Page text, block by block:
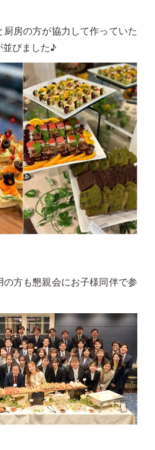
房の方が協力して作っていた
並びました♪
方も懇親会にお子様同伴で参